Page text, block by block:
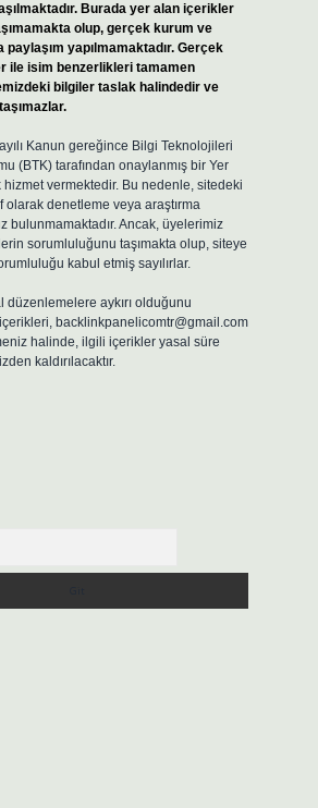
Burada yer alan içerikler
olup, gerçek kurum ve
paylaşım yapılmamaktadır. Gerçek
ile isim benzerlikleri tamamen
bilgiler taslak halindedir ve
Kanun gereğince Bilgi Teknolojileri
(BTK) tarafından onaylanmış bir Yer
hizmet vermektedir. Bu nedenle, sitedeki
olarak denetleme veya araştırma
bulunmamaktadır. Ancak, üyelerimiz
sorumluluğunu taşımakta olup, siteye
kabul etmiş sayılırlar.
düzenlemelere aykırı olduğunu
backlinkpanelicomtr@gmail.com
halinde, ilgili içerikler yasal süre
kaldırılacaktır.